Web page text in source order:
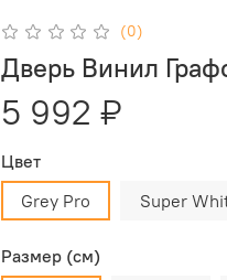
(0)
Дверь Винил
5 992 ₽
Цвет
Grey Pro
Super
Размер (см)